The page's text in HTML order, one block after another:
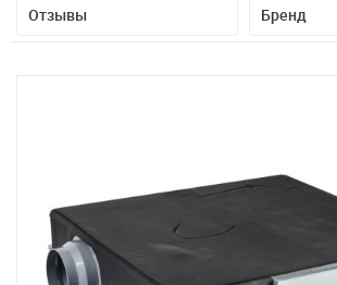
Отзывы Бренд